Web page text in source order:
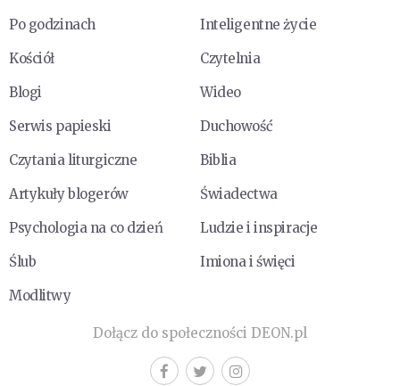
Po godzinach
Inteligentne życie
Kościół
Czytelnia
Blogi
Wideo
Serwis papieski
Duchowość
Czytania liturgiczne
Biblia
Artykuły blogerów
Świadectwa
Psychologia na co dzień
Ludzie i inspiracje
Ślub
Imiona i święci
Modlitwy
Dołącz do społeczności DEON.pl